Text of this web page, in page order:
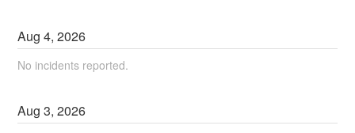
Aug4,2026
No incidents reported.
Aug3,2026